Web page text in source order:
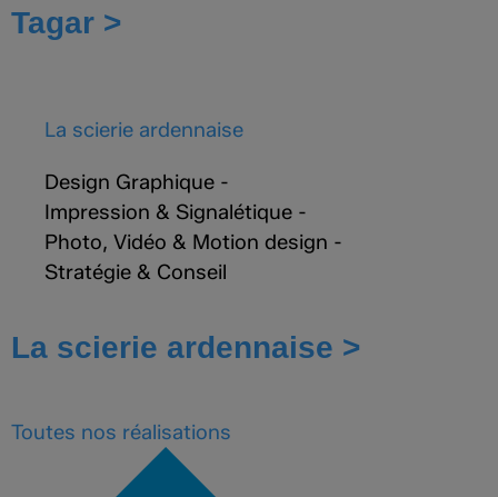
Tagar >
La scierie ardennaise
Design Graphique -
Impression & Signalétique -
Photo, Vidéo & Motion design -
Stratégie & Conseil
La scierie ardennaise >
Toutes nos réalisations